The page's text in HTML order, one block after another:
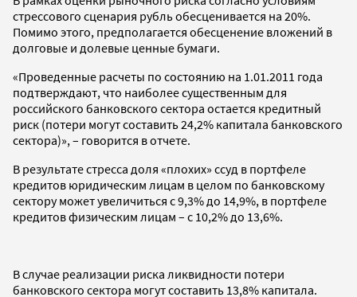
стрессового сценария рубль обесценивается на 20%.
Помимо этого, предполагается обесценение вложений в
долговые и долевые ценные бумаги.
«Проведенные расчеты по состоянию на 1.01.2011 года
подтверждают, что наиболее существенным для
российского банковского сектора остается кредитный
риск (потери могут составить 24,2% капитала банковского
сектора)», – говорится в отчете.
В результате стресса доля «плохих» ссуд в портфеле
кредитов юридическим лицам в целом по банковскому
сектору может увеличиться с 9,3% до 14,9%, в портфеле
кредитов физическим лицам – с 10,2% до 13,6%.
В случае реализации риска ликвидности потери
банковского сектора могут составить 13,8% капитала.